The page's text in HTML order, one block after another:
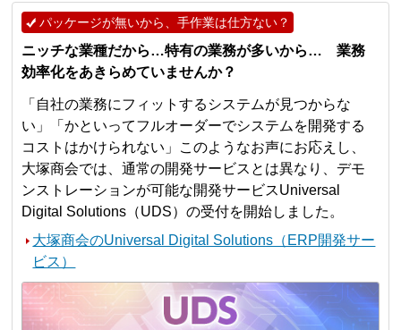
パッケージが無いから、手作業は仕方ない？
ニッチな業種だから…特有の業務が多いから… 業務
効率化をあきらめていませんか？
「自社の業務にフィットするシステムが見つからな
い」「かといってフルオーダーでシステムを開発する
コストはかけられない」このようなお声にお応えし、
大塚商会では、通常の開発サービスとは異なり、デモ
ンストレーションが可能な開発サービスUniversal
Digital Solutions（UDS）の受付を開始しました。
大塚商会のUniversal Digital Solutions（ERP開発サー
ビス）